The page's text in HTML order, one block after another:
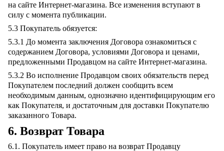
на сайте Интернет-магазина. Все изменения вступают в
силу с момента публикации.
5.3 Покупатель обязуется:
5.3.1 До момента заключения Договора ознакомиться с
содержанием Договора, условиями Договора и ценами,
предложенными Продавцом на сайте Интернет-магазина.
5.3.2 Во исполнение Продавцом своих обязательств перед
Покупателем последний должен сообщить всем
необходимым данным, однозначно идентифицирующим его
как Покупателя, и достаточным для доставки Покупателю
заказанного Товара.
6. Возврат Товара
6.1. Покупатель имеет право на возврат Продавцу